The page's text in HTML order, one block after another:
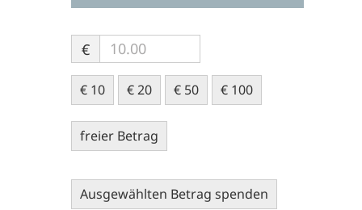
€
€ 10 € 20 € 50 € 100
freier Betrag
Ausgewählten Betrag spenden